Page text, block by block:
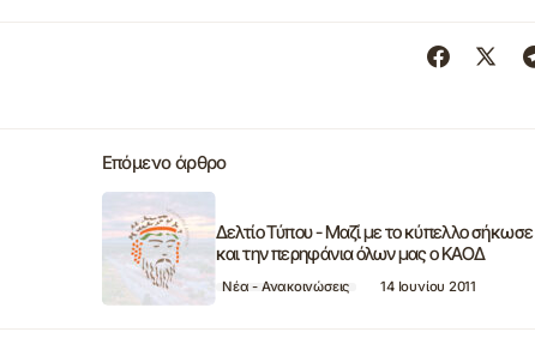
Επόμενο άρθρο
Δελτίο Τύπου - Μαζί με το κύπελλο σήκωσε
και την περηφάνια όλων μας ο ΚΑΟΔ
Νέα - Ανακοινώσεις 14 Ιουνίου 2011